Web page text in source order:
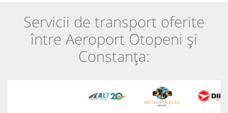
Servicii de transport oferite
între Aeroport Otopeni și
Constanța: